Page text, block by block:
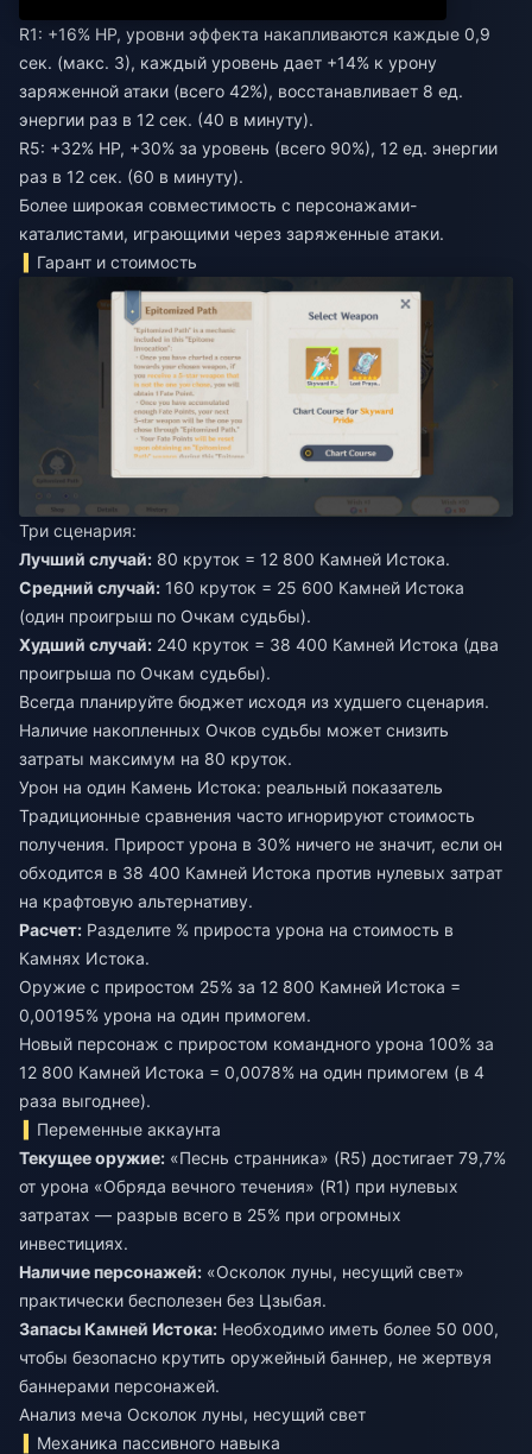
R1: +16% HP, уровни эффекта накапливаются каждые 0,9
сек. (макс. 3), каждый уровень дает +14% к урону
заряженной атаки (всего 42%), восстанавливает 8 ед.
энергии раз в 12 сек. (40 в минуту).
R5: +32% HP, +30% за уровень (всего 90%), 12 ед. энергии
раз в 12 сек. (60 в минуту).
Более широкая совместимость с персонажами-
каталистами, играющими через заряженные атаки.
Гарант и стоимость
Три сценария:
Лучший случай: 80 круток = 12 800 Камней Истока.
Средний случай: 160 круток = 25 600 Камней Истока
(один проигрыш по Очкам судьбы).
Худший случай: 240 круток = 38 400 Камней Истока (два
проигрыша по Очкам судьбы).
Всегда планируйте бюджет исходя из худшего сценария.
Наличие накопленных Очков судьбы может снизить
затраты максимум на 80 круток.
Урон на один Камень Истока: реальный показатель
Традиционные сравнения часто игнорируют стоимость
получения. Прирост урона в 30% ничего не значит, если он
обходится в 38 400 Камней Истока против нулевых затрат
на крафтовую альтернативу.
Расчет: Разделите % прироста урона на стоимость в
Камнях Истока.
Оружие с приростом 25% за 12 800 Камней Истока =
0,00195% урона на один примогем.
Новый персонаж с приростом командного урона 100% за
12 800 Камней Истока = 0,0078% на один примогем (в 4
раза выгоднее).
Переменные аккаунта
Текущее оружие: «Песнь странника» (R5) достигает 79,7%
от урона «Обряда вечного течения» (R1) при нулевых
затратах — разрыв всего в 25% при огромных
инвестициях.
Наличие персонажей: «Осколок луны, несущий свет»
практически бесполезен без Цзыбая.
Запасы Камней Истока: Необходимо иметь более 50 000,
чтобы безопасно крутить оружейный баннер, не жертвуя
баннерами персонажей.
Анализ меча Осколок луны, несущий свет
Механика пассивного навыка